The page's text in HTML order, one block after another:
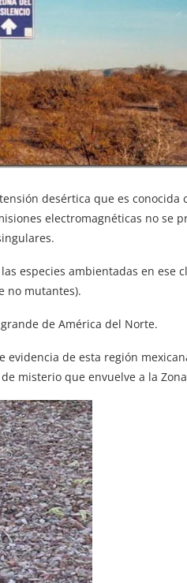
desértica que es conocida
electromagnéticas no se
especies ambientadas en ese
no mutantes).
de América del Norte.
de esta región
misterio que envuelve a la